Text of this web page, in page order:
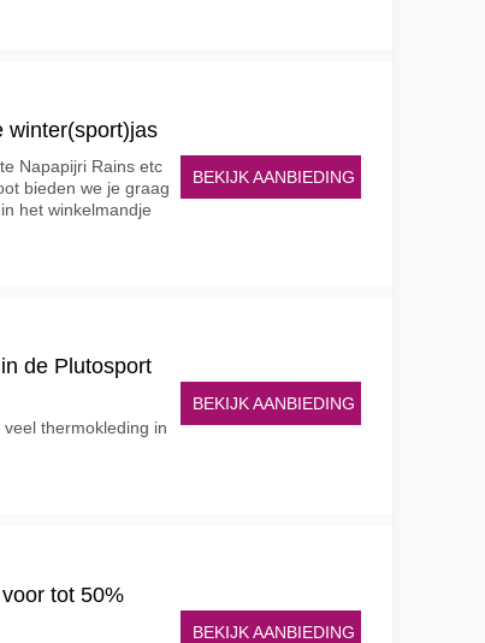
winter(sport)jas
Napapijri Rains etc
bieden we je graag
het winkelmandje
BEKIJK AANBIEDING
de Plutosport
thermokleding in
BEKIJK AANBIEDING
tot 50%
BEKIJK AANBIEDING